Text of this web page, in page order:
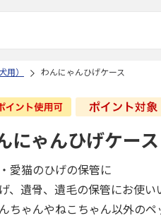
用） わんにゃんひげケース
にゃんひげケース
愛猫のひげの保管に
、遺骨、遺毛の保管にお使い
ちゃんやねこちゃん以外の